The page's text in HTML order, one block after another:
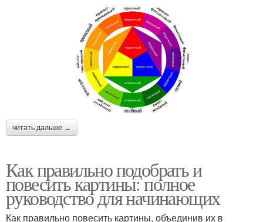
читать дальше →
Как правильно подобрать и
повесить картины: полное
руководство для начинающих
Как правильно повесить картины, объединив их в